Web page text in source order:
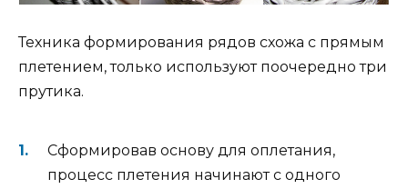
Техника формирования рядов схожа с прямым
плетением, только используют поочередно три
прутика.
Сформировав основу для оплетания,
процесс плетения начинают с одного